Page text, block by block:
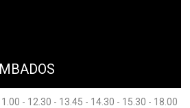
- 12.30 - 13.45 - 14.30 - 15.30 - 18.00